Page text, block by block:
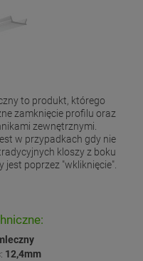
to produkt, którego
zamknięcie profilu oraz
zewnętrznymi.
w przypadkach gdy nie
kloszy z boku
jest poprzez "wkliknięcie".
12,4mm